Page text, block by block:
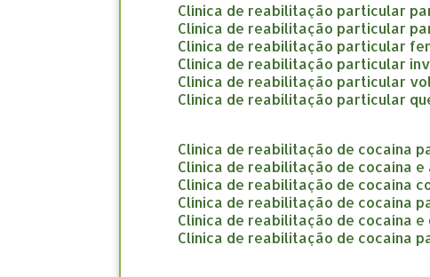
clínica de reabilitação particular
clínica de reabilitação particular
clínica de reabilitação particular
clínica de reabilitação particular
clínica de reabilitação particular
clínica de reabilitação particular
clínica de reabilitação de cocaína
clínica de reabilitação de cocaína
clínica de reabilitação de cocaína
clínica de reabilitação de cocaína
clínica de reabilitação de cocaína e
clínica de reabilitação de cocaína